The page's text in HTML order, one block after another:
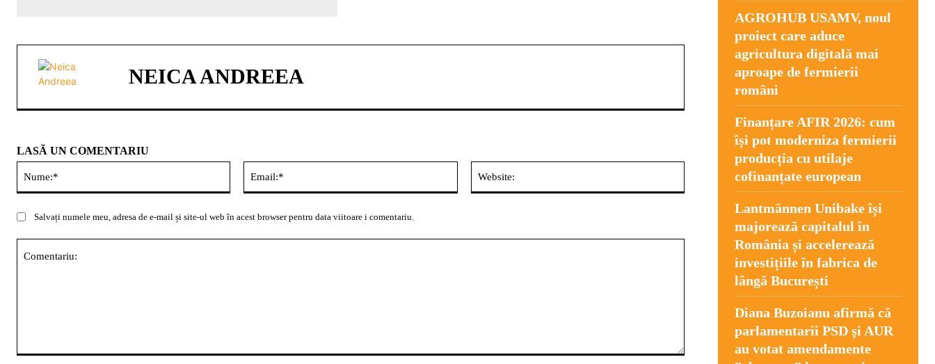
NEICA ANDREEA
LASĂ UN COMENTARIU
Salvați numele meu, adresa de e-mail și site-ul web în acest browser pentru data viitoare i comentariu.
AGROHUB USAMV, noul
proiect care aduce
agricultura digitală mai
aproape de fermierii
români
Finanțare AFIR 2026: cum
își pot moderniza fermierii
producția cu utilaje
cofinanțate european
Lantmännen Unibake își
majorează capitalul în
România și accelerează
investițiile în fabrica de
lângă București
Diana Buzoianu afirmă că
parlamentarii PSD şi AUR
au votat amendamente